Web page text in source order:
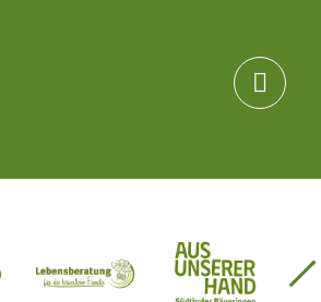

Mit Bäuerinnen lernen -
Lebensberatung für dieAus unserer